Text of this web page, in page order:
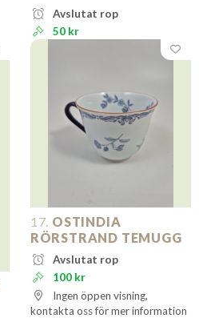
Avslutat rop
50 kr
17. OSTINDIA
RÖRSTRAND TEMUGG
Avslutat rop
100 kr
Ingen öppen visning,
kontakta oss för mer information